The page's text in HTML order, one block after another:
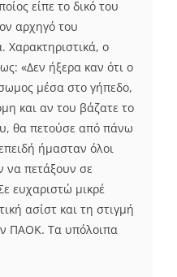
είπε το δικό του
αρχηγό του
Χαρακτηριστικά, ο
«Δεν ήξερα καν ότι ο
μέσα στο γήπεδο,
και αν του βάζατε το
θα πετούσε από πάνω
ήμασταν όλοι
να πετάξουν σε
ευχαριστώ μικρέ
ασίστ και τη στιγμή
ΠΑΟΚ. Τα υπόλοιπα